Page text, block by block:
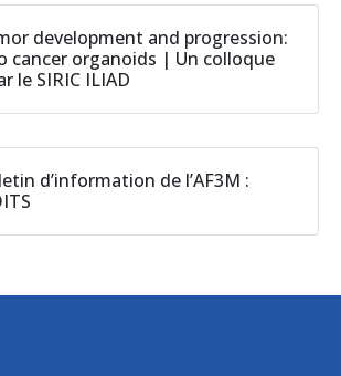
development and progression:
cancer organoids | Un colloque
le SIRIC ILIAD
d’information de l’AF3M :